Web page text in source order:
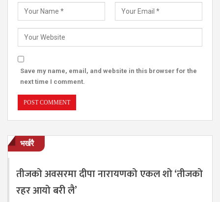
Save my name, email, and website in this browser for the
next time I comment.
भर्खरै
तीजको अवसरमा दीपा नारायणको एकल शो ‘तीजको
रहर आयो बरी लै’